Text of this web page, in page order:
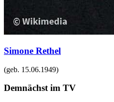
Simone Rethel
(geb. 15.06.1949)
Demnächst im TV